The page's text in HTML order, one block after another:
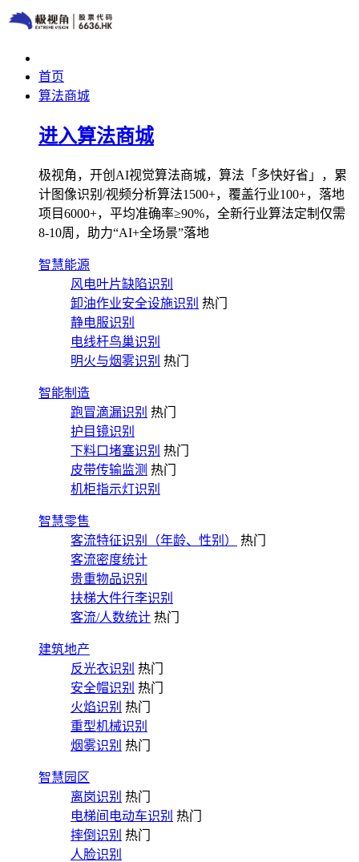
首页
算法商城
进入算法商城
极视角，开创AI视觉算法商城，算法「多快好省」，累
计图像识别/视频分析算法1500+，覆盖行业100+，落地
项目6000+，平均准确率≥90%，全新行业算法定制仅需
8-10周，助力“AI+全场景”落地
智慧能源
风电叶片缺陷识别
卸油作业安全设施识别 热门
静电服识别
电线杆鸟巢识别
明火与烟雾识别 热门
智能制造
跑冒滴漏识别 热门
护目镜识别
下料口堵塞识别 热门
皮带传输监测 热门
机柜指示灯识别
智慧零售
客流特征识别（年龄、性别）
热门
客流密度统计
贵重物品识别
扶梯大件行李识别
客流/人数统计 热门
建筑地产
反光衣识别 热门
安全帽识别 热门
火焰识别 热门
重型机械识别
烟雾识别 热门
智慧园区
离岗识别 热门
电梯间电动车识别 热门
摔倒识别 热门
人脸识别